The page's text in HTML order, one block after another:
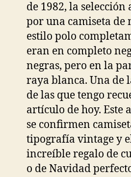
de 1982, la
por una camiseta de
estilo polo
eran en completo
negras, pero en la
raya blanca. Una de
de las que tengo
artículo de hoy.
se confirmen
tipografía vintage y
increíble regalo de
o de Navidad